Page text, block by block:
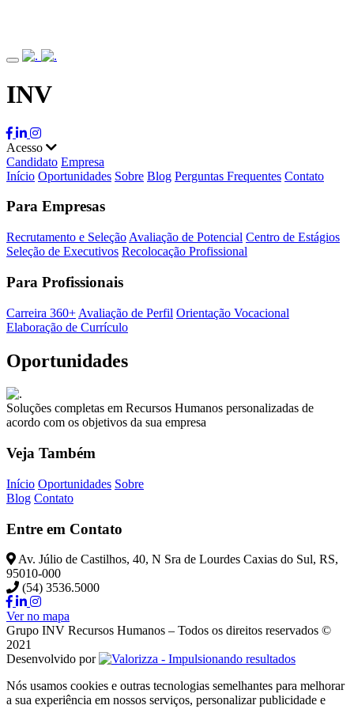
INV
Acesso
Candidato Empresa
Início Oportunidades Sobre Blog Perguntas Frequentes Contato
Para Empresas
Recrutamento e Seleção Avaliação de Potencial Centro de Estágios
Seleção de Executivos Recolocação Profissional
Para Profissionais
Carreira 360+ Avaliação de Perfil Orientação Vocacional
Elaboração de Currículo
Oportunidades
Soluções completas em Recursos Humanos personalizadas de
acordo com os objetivos da sua empresa
Veja Também
Início Oportunidades Sobre
Blog Contato
Entre em Contato
Av. Júlio de Castilhos, 40, N Sra de Lourdes Caxias do Sul, RS,
95010-000
(54) 3536.5000
Ver no mapa
Grupo INV Recursos Humanos – Todos os direitos reservados ©
2021
Desenvolvido por
Nós usamos cookies e outras tecnologias semelhantes para melhorar
a sua experiência em nossos serviços, personalizar publicidade e